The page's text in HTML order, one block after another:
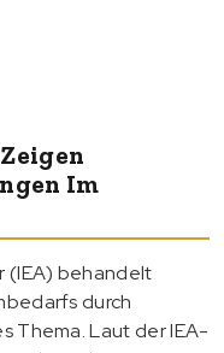
Im
(IEA) behandelt
durch
Thema. Laut der IEA-